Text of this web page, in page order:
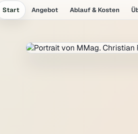
Start Angebot Ablauf & Kosten